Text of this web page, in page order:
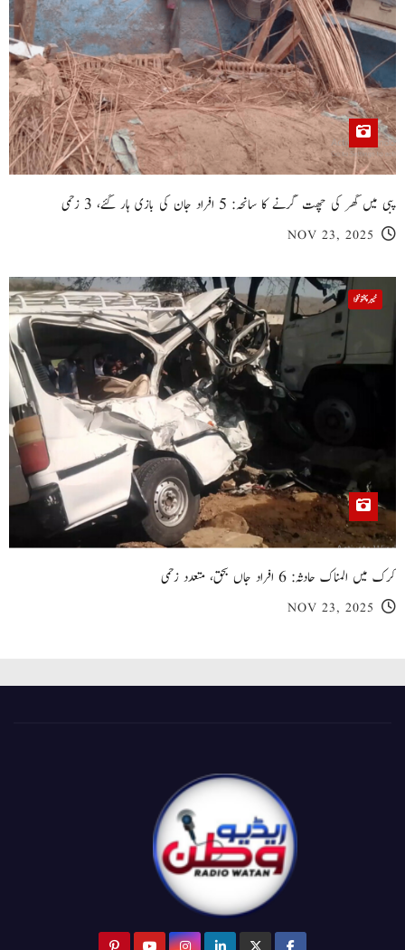
پبی میں گھر کی چھت گرنے کا سانحہ: 5 افراد جان کی بازی ہار گئے، 3 زخمی
NOV 23, 2025
خیبر پختونخوا
کرک میں المناک حادثہ: 6 افراد جاں بحق، متعدد زخمی
NOV 23, 2025